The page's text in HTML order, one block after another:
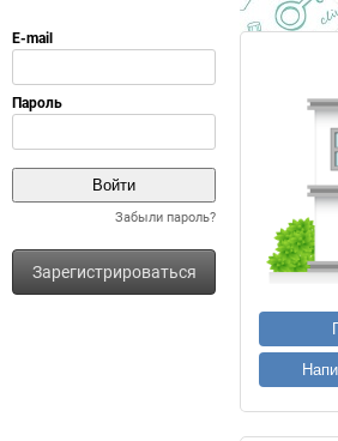
Забыли пароль?
Зарегистрироваться